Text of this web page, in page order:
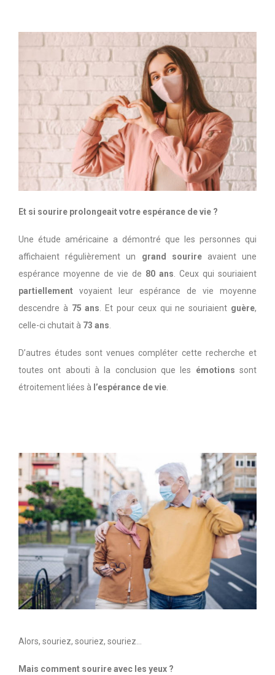
Et si sourire prolongeait votre espérance de vie ?
Une étude américaine a démontré que les personnes qui
affichaient régulièrement un grand sourireavaient une
espérance moyenne de vie de 80 ans. Ceux qui souriaient
partiellement voyaient leur espérance de vie moyenne
descendre à 75 ans. Et pour ceux qui ne souriaient guère,
celle-ci chutait à 73 ans.
D’autres études sont venues compléter cette recherche et
toutes ont abouti à la conclusion que les émotionssont
étroitement liées à l’espérance de vie.
Alors, souriez, souriez, souriez…
Mais comment sourire avec les yeux ?